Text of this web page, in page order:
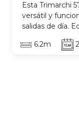
Esta Trimarchi
versátil y
salidas de día.
con solo 20
eficiente y
6.2m